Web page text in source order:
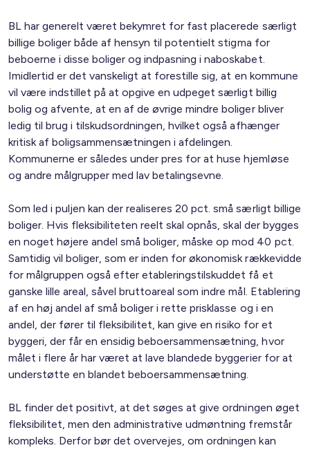
BL har generelt været bekymret for fast placerede særligt
billige boliger både af hensyn til potentielt stigma for
beboerne i disse boliger og indpasning i naboskabet.
Imidlertid er det vanskeligt at forestille sig, at en kommune
vil være indstillet på at opgive en udpeget særligt billig
bolig og afvente, at en af de øvrige mindre boliger bliver
ledig til brug i tilskudsordningen, hvilket også afhænger
kritisk af boligsammensætningen i afdelingen.
Kommunerne er således under pres for at huse hjemløse
og andre målgrupper med lav betalingsevne.
Som led i puljen kan der realiseres 20 pct. små særligt billige
boliger. Hvis fleksibiliteten reelt skal opnås, skal der bygges
en noget højere andel små boliger, måske op mod 40 pct.
Samtidig vil boliger, som er inden for økonomisk rækkevidde
for målgruppen også efter etableringstilskuddet få et
ganske lille areal, såvel bruttoareal som indre mål. Etablering
af en høj andel af små boliger i rette prisklasse og i en
andel, der fører til fleksibilitet, kan give en risiko for et
byggeri, der får en ensidig beboersammensætning, hvor
målet i flere år har været at lave blandede byggerier for at
understøtte en blandet beboersammensætning.
BL finder det positivt, at det søges at give ordningen øget
fleksibilitet, men den administrative udmøntning fremstår
kompleks. Derfor bør det overvejes, om ordningen kan